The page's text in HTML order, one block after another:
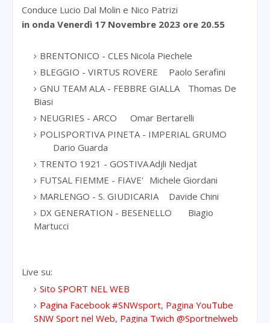
Conduce Lucio Dal Molin e Nico Patrizi
in onda Venerdì 17 Novembre 2023 ore 20.55
BRENTONICO - CLES Nicola Piechele
BLEGGIO - VIRTUS ROVERE
Paolo Serafini
GNU TEAM ALA - FEBBRE GIALLA
Thomas De
Biasi
NEUGRIES - ARCO
Omar Bertarelli
POLISPORTIVA PINETA - IMPERIAL GRUMO
Dario Guarda
TRENTO 1921 - GOSTIVAAdjli Nedjat
FUTSAL FIEMME - FIAVE' Michele Giordani
MARLENGO - S. GIUDICARIA
Davide Chini
DX GENERATION - BESENELLO
Biagio
Martucci
Live su:
Sito SPORT NEL WEB
Pagina Facebook #SNWsport, Pagina YouTube
SNW Sport nel Web, Pagina Twich @Sportnelweb